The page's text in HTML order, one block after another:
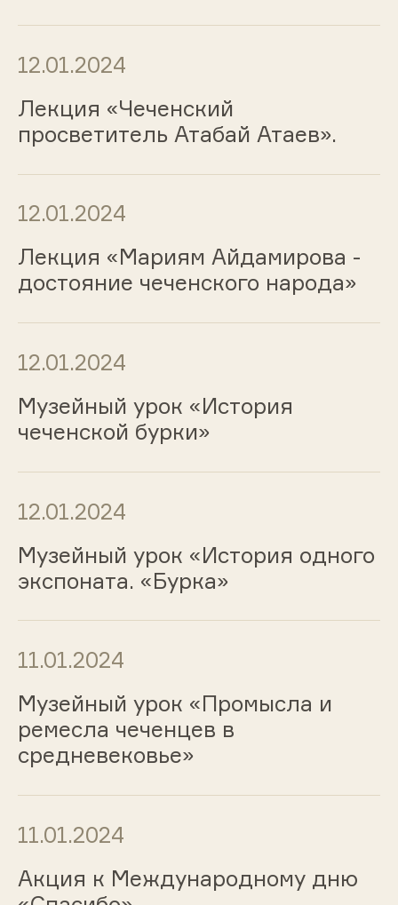
12.01.2024
Лекция «Чеченский
просветитель Атабай Атаев».
12.01.2024
Лекция «Мариям Айдамирова -
достояние чеченского народа»
12.01.2024
Музейный урок «История
чеченской бурки»
12.01.2024
Музейный урок «История одного
экспоната. «Бурка»
11.01.2024
Музейный урок «Промысла и
ремесла чеченцев в
средневековье»
11.01.2024
Акция к Международному дню